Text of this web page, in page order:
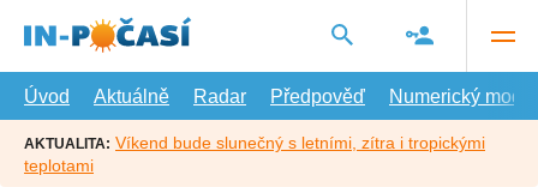
hlavní
Úvod
Aktuálně Radar Předpověď Numerický model
AKTUALITA: Víkend bude slunečný s letními, zítra i tropickými
teplotami